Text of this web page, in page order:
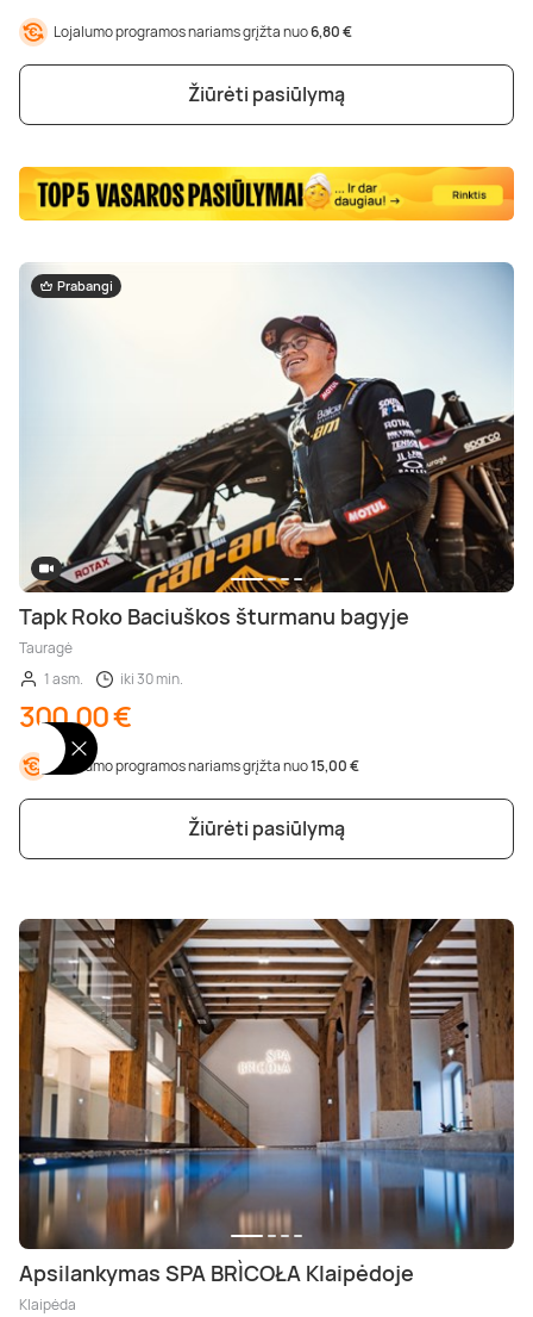
Lojalumo programos nariams grįžta nuo6,80 €
Žiūrėti pasiūlymą
Prabangi
Tapk Roko Baciuškos šturmanu bagyje
Tauragė
1 asm.
iki 30 min.
300,00 €
Lojalumo programos nariams grįžta nuo15,00 €
Žiūrėti pasiūlymą
Apsilankymas SPA BRÌCOŁA Klaipėdoje
Klaipėda